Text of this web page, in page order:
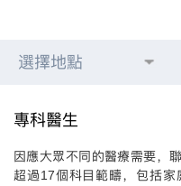
選擇地點
專科醫生
因應大眾不同的醫療需要，
超過17個科目範疇，包括